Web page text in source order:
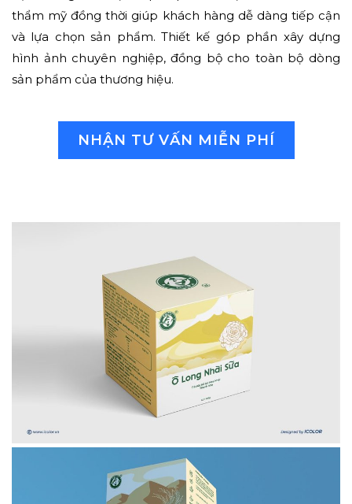
thẩm mỹ đồng thời giúp khách hàng dễ dàng tiếp cận
và lựa chọn sản phẩm. Thiết kế góp phần xây dựng
hình ảnh chuyên nghiệp, đồng bộ cho toàn bộ dòng
sản phẩm của thương hiệu.
NHẬN TƯ VẤN MIỄN PHÍ